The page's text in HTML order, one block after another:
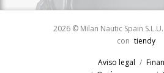
2026 © Milan Nautic Spain
con tiendy
Aviso legal